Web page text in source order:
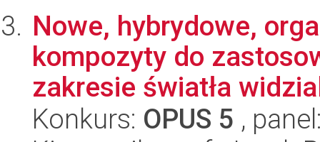
Nowe, hybrydowe,
kompozyty do
zakresie światła
Konkurs: OPUS 5 ,